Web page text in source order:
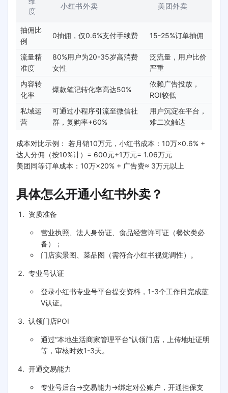
度
小红书外卖 美团外卖
抽佣比
例
0抽佣，仅0.6%支付手续费 15-25%订单抽佣
流量精
准度
80%用户为20-35岁高消费
女性
泛流量，用户比价
严重
内容转
化率
爆款笔记转化率高达50%
依赖广告投放，
ROI较低
私域运
营
可通过小程序引流至微信社
群，复购率+60%
用户沉淀在平台，
难二次触达
成本对比示例： 若月销10万元，小红书成本：10万×0.6% +
达人分佣（按10%计）= 600元+1万元= 1.06万元
美团同等订单成本：10万×20% + 广告费≈ 3万元以上
具体怎么开通小红书外卖？
资质准备
营业执照、法人身份证、食品经营许可证（餐饮类必
备）；
门店实景图、菜品图（需符合小红书视觉调性）。
专业号认证
登录小红书专业号平台提交资料，1-3个工作日完成蓝
V认证。
认领门店POI
通过“本地生活商家管理平台”认领门店，上传地址证明
等，审核时效1-3天。
开通交易能力
专业号后台→交易能力→绑定对公账户，开通担保支